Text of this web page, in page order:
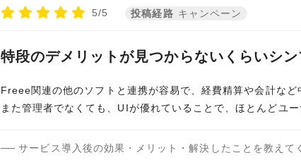
5/5 投稿経路 キャンペーン
特段のデメリットが見つからないくらいシ
Freee関連の他のソフトと連携が容易で、経費精算や会計な
また管理者でなくても、UIが優れていることで、ほとんどユ
サービス導入後の効果・メリット・解決したことを教えて